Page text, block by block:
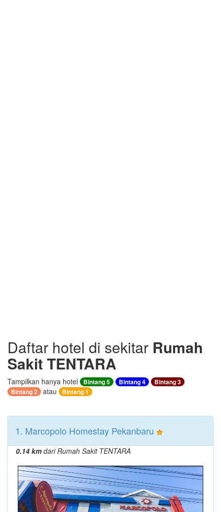
Daftar hotel di sekitar Rumah
Sakit TENTARA
Tampilkan hanya hotel Bintang 5 Bintang 4
Bintang 3
Bintang 2
atau Bintang 1
1. Marcopolo Homestay Pekanbaru
0.14 kmdari Rumah Sakit TENTARA